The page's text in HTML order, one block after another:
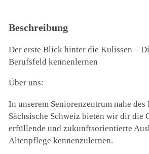
Beschreibung
Der erste Blick hinter die Kulissen –
Berufsfeld kennenlernen
Über uns:
In unserem Seniorenzentrum nahe
Sächsische Schweiz bieten wir dir die
erfüllende und zukunftsorientierte
Altenpflege kennenzulernen.